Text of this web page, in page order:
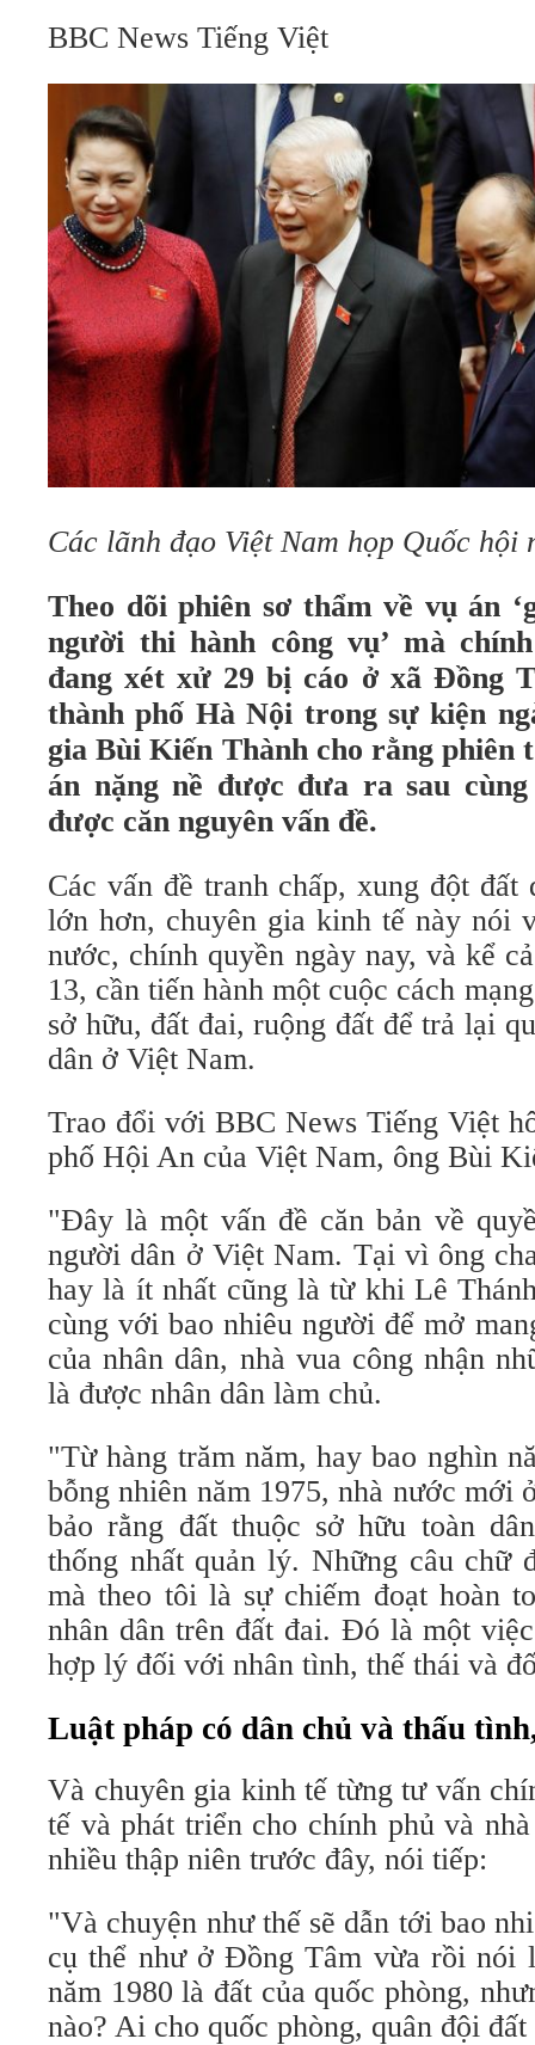
BBC News Tiếng Việt
Các lãnh đạo Việt Nam họp Quốc hội
Theo dõi phiên sơ thẩm về vụ án
người thi hành công vụ’ mà
đang xét xử 29 bị cáo ở xã Đồng
thành phố Hà Nội trong sự kiện
gia Bùi Kiến Thành cho rằng phiên
án nặng nề được đưa ra sau
được căn nguyên vấn đề.
Các vấn đề tranh chấp, xung đột
lớn hơn, chuyên gia kinh tế này nói
nước, chính quyền ngày nay, và kể
13, cần tiến hành một cuộc cách
sở hữu, đất đai, ruộng đất để trả lại
dân ở Việt Nam.
Trao đổi với BBC News Tiếng Việt
phố Hội An của Việt Nam, ông Bùi
"Đây là một vấn đề căn bản về
người dân ở Việt Nam. Tại vì ông
hay là ít nhất cũng là từ khi Lê
cùng với bao nhiêu người để mở
của nhân dân, nhà vua công nhận
là được nhân dân làm chủ.
"Từ hàng trăm năm, hay bao nghìn
bỗng nhiên năm 1975, nhà nước mới
bảo rằng đất thuộc sở hữu toàn
thống nhất quản lý. Những câu chữ
mà theo tôi là sự chiếm đoạt hoàn
nhân dân trên đất đai. Đó là một
hợp lý đối với nhân tình, thế thái và
Luật pháp có dân chủ và thấu
Và chuyên gia kinh tế từng tư vấn
tế và phát triển cho chính phủ và
nhiều thập niên trước đây, nói tiếp:
"Và chuyện như thế sẽ dẫn tới bao
cụ thể như ở Đồng Tâm vừa rồi nói
năm 1980 là đất của quốc phòng,
nào? Ai cho quốc phòng, quân đội đất